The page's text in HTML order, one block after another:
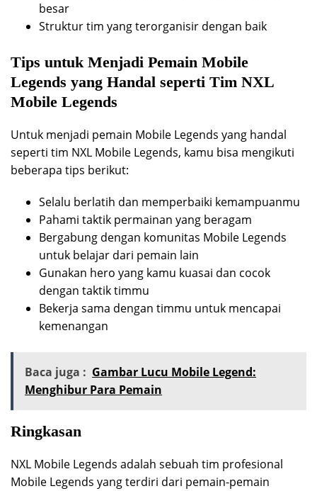
besar
Struktur tim yang terorganisir dengan baik
Tips untuk Menjadi Pemain Mobile
Legends yang Handal seperti Tim NXL
Mobile Legends
Untuk menjadi pemain Mobile Legends yang handal
seperti tim NXL Mobile Legends, kamu bisa mengikuti
beberapa tips berikut:
Selalu berlatih dan memperbaiki kemampuanmu
Pahami taktik permainan yang beragam
Bergabung dengan komunitas Mobile Legends
untuk belajar dari pemain lain
Gunakan hero yang kamu kuasai dan cocok
dengan taktik timmu
Bekerja sama dengan timmu untuk mencapai
kemenangan
Baca juga : Gambar Lucu Mobile Legend:
Menghibur Para Pemain
Ringkasan
NXL Mobile Legends adalah sebuah tim profesional
Mobile Legends yang terdiri dari pemain-pemain